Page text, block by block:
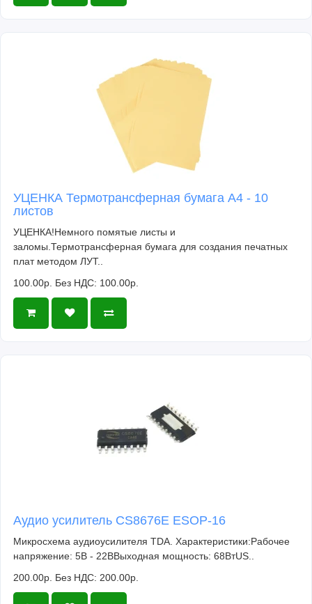
УЦЕНКА Термотрансферная бумага А4 - 10
листов
УЦЕНКА!Немного помятые листы и
заломы.Термотрансферная бумага для создания печатных
плат методом ЛУТ..
100.00р. Без НДС: 100.00р.
Аудио усилитель CS8676E ESOP-16
Микросхема аудиоусилителя TDA. Характеристики:Рабочее
напряжение: 5В - 22ВВыходная мощность: 68ВтUS..
200.00р. Без НДС: 200.00р.